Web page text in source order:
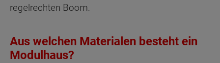
regelrechten Boom.
Aus welchen Materialen besteht ein
Modulhaus?